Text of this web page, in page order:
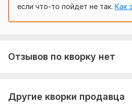
если что-то пойдет не так. Как
Отзывов по кворку нет
Другие кворки продавца